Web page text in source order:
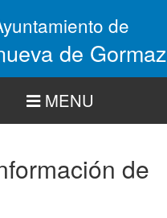
de
de Gormaz
MENU
de